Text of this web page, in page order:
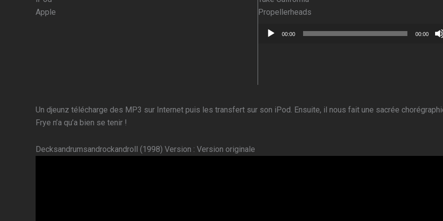
Apple
Propellerheads
Lecteur 00:00 00:00
Un djeunz télécharge des MP3 sur Internet puis les transfert sur son iPod. Ensuite, il nous fait une sacrée
Frye n’a qu’a bien se tenir !
Decksandrumsandrockandroll (1998) Version : Version originale